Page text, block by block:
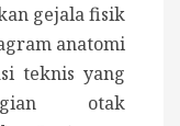
gejala fisik
anatomi
teknis yang
otak